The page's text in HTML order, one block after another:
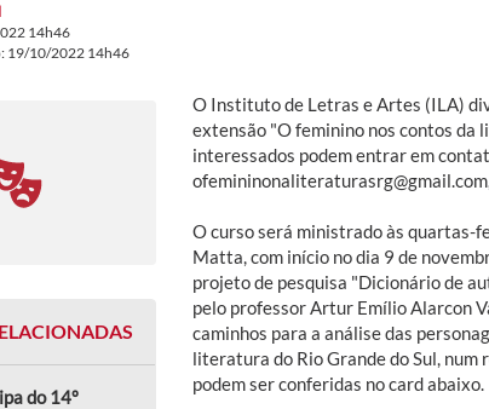
14h46
19/10/2022 14h46
O Instituto de Letras e Artes (ILA)
extensão "O feminino nos contos da
interessados podem entrar em
do 14º
O curso será ministrado às quartas-
Matta, com início no dia 9 de
projeto de pesquisa "Dicionário de
pelo professor Artur Emílio Alarcon
caminhos para a análise das
literatura do Rio Grande do Sul,
podem ser conferidas no card abaixo.